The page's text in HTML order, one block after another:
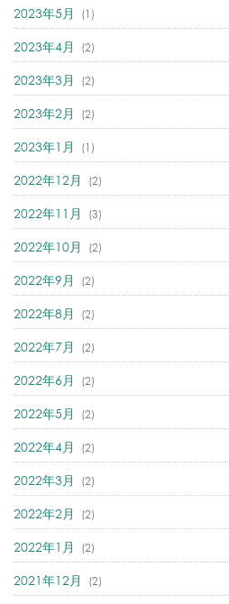
2023年5月 (1)
2023年4月 (2)
2023年3月 (2)
2023年2月 (2)
2023年1月 (1)
2022年12月 (2)
2022年11月 (3)
2022年10月 (2)
2022年9月 (2)
2022年8月 (2)
2022年7月 (2)
2022年6月 (2)
2022年5月 (2)
2022年4月 (2)
2022年3月 (2)
2022年2月 (2)
2022年1月 (2)
2021年12月 (2)